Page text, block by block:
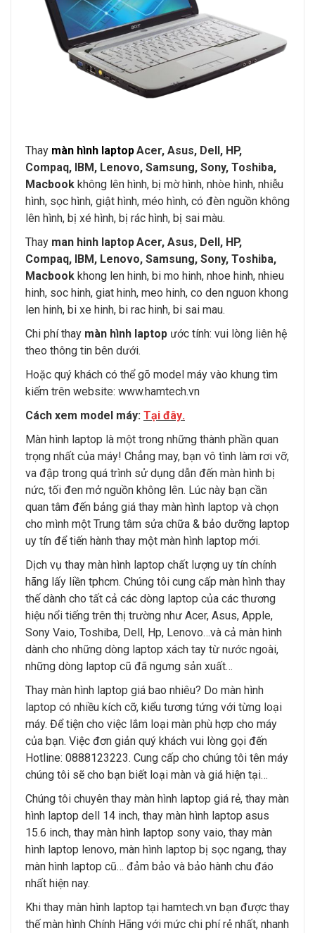
Thay màn hình laptopAcer, Asus, Dell, HP,
Compaq, IBM, Lenovo, Samsung, Sony, Toshiba,
Macbook không lên hình, bị mờ hình, nhòe hình, nhiễu
hình, sọc hình, giật hình, méo hình, có đèn nguồn không
lên hình, bị xé hình, bị rác hình, bị sai màu.
Thay man hinh laptopAcer, Asus, Dell, HP,
Compaq, IBM, Lenovo, Samsung, Sony, Toshiba,
Macbook khong len hinh, bi mo hinh, nhoe hinh, nhieu
hinh, soc hinh, giat hinh, meo hinh, co den nguon khong
len hinh, bi xe hinh, bi rac hinh, bi sai mau.
Chi phí thay màn hình laptop ước tính: vui lòng liên hệ
theo thông tin bên dưới.
Hoặc quý khách có thể gõ model máy vào khung tìm
kiếm trên website: www.hamtech.vn
Cách xem model máy: Tại đây.
Màn hình laptop là một trong những thành phần quan
trọng nhất của máy! Chẳng may, bạn vô tình làm rơi vỡ,
va đập trong quá trình sử dụng dẫn đến màn hình bị
nức, tối đen mở nguồn không lên. Lúc này bạn cần
quan tâm đến bảng giá thay màn hình laptop và chọn
cho mình một Trung tâm sửa chữa & bảo dưỡng laptop
uy tín để tiến hành thay một màn hình laptop mới.
Dịch vụ thay màn hình laptop chất lượng uy tín chính
hãng lấy liền tphcm. Chúng tôi cung cấp màn hình thay
thế dành cho tất cả các dòng laptop của các thương
hiệu nổi tiếng trên thị trường như Acer, Asus, Apple,
Sony Vaio, Toshiba, Dell, Hp, Lenovo…và cả màn hình
dành cho những dòng laptop xách tay từ nước ngoài,
những dòng laptop cũ đã ngưng sản xuất…
Thay màn hình laptop giá bao nhiêu? Do màn hình
laptop có nhiều kích cỡ, kiểu tương tứng với từng loại
máy. Để tiện cho việc lắm loại màn phù hợp cho máy
của bạn. Việc đơn giản quý khách vui lòng gọi đến
Hotline: 0888123223. Cung cấp cho chúng tôi tên máy
chúng tôi sẽ cho bạn biết loại màn và giá hiện tại…
Chúng tôi chuyên thay màn hình laptop giá rẻ, thay màn
hình laptop dell 14 inch, thay màn hình laptop asus
15.6 inch, thay màn hình laptop sony vaio, thay màn
hình laptop lenovo, màn hình laptop bị sọc ngang, thay
màn hình laptop cũ… đảm bảo và bảo hành chu đáo
nhất hiện nay.
Khi thay màn hình laptop tại hamtech.vn bạn được thay
thế màn hình Chính Hãng với mức chi phí rẻ nhất, nhanh